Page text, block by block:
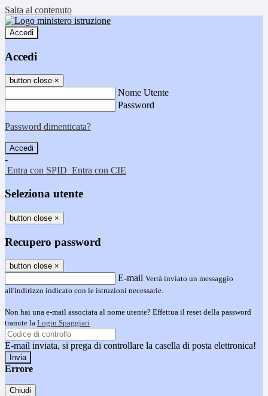
Salta al contenuto
Accedi
Accedi
button close ×
Nome Utente
Password
Password dimenticata?
-
Entra con SPID Entra con CIE
Seleziona utente
button close ×
Recupero password
button close ×
E-mail Verrà inviato un messaggio
all'indirizzo indicato con le istruzioni necessarie.
Non hai una e-mail associata al nome utente? Effettua il reset della password
tramite la Login Spaggiari
E-mail inviata, si prega di controllare la casella di posta elettronica!
Errore
Chiudi